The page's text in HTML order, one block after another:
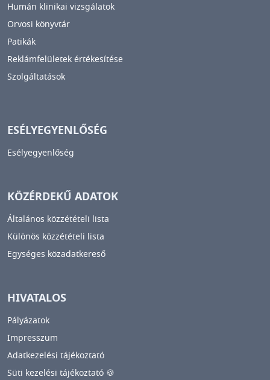
Humán klinikai vizsgálatok
Orvosi könyvtár
Patikák
Reklámfelületek értékesítése
Szolgáltatások
ESÉLYEGYENLŐSÉG
Esélyegyenlőség
KÖZÉRDEKŰ ADATOK
Általános közzétételi lista
Különös közzétételi lista
Egységes közadatkereső
HIVATALOS
Pályázatok
Impresszum
Adatkezelési tájékoztató
Süti kezelési tájékoztató 🍪